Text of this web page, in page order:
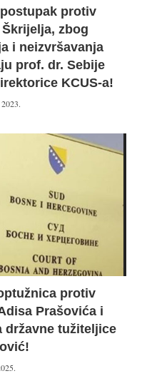
protiv
zbog
i neizvršavanja
prof. dr. Sebije
KCUS-a!
protiv
Prašovića i
državne tužiteljice